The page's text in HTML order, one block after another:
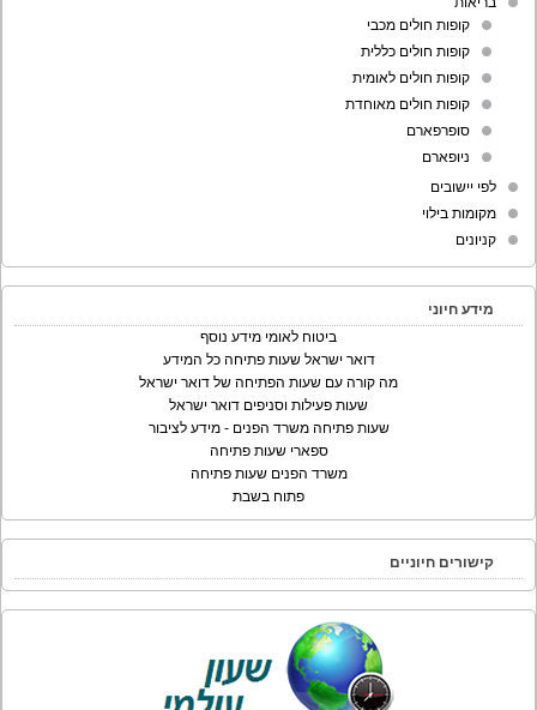
קופות חולים מכבי
קופות חולים כללית
קופות חולים לאומית
קופות חולים מאוחדת
סופרפארם
ניופארם
לפי יישובים
מקומות בילוי
קניונים
מידע חיוני
ביטוח לאומי מידע נוסף
דואר ישראל שעות פתיחה כל המידע
מה קורה עם שעות הפתיחה של דואר ישראל
שעות פעילות וסניפים דואר ישראל
שעות פתיחה משרד הפנים - מידע לציבור
ספארי שעות פתיחה
משרד הפנים שעות פתיחה
פתוח בשבת
קישורים חיוניים